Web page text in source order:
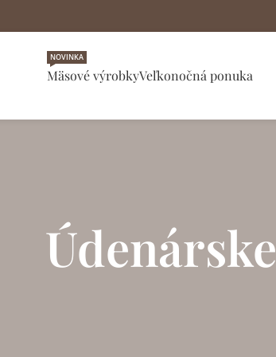
Mäsové výrobky
NOVINKA
Veľkonočná ponuka
Údenárske